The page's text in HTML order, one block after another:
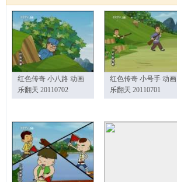
红色传奇 小八路 动画
乐翻天 20110702
红色传奇 小号手 动画
乐翻天 20110701